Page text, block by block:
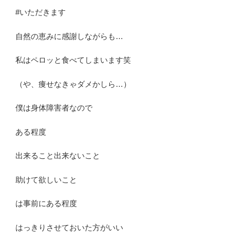
#いただきます
自然の恵みに感謝しながらも…
私はペロッと食べてしまいます笑
（や、痩せなきゃダメかしら…）
僕は身体障害者なので
ある程度
出来ること出来ないこと
助けて欲しいこと
は事前にある程度
はっきりさせておいた方がいい